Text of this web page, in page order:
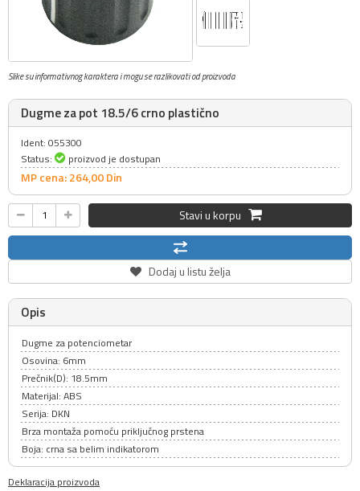
Slike su informativnog karaktera i mogu se razlikovati od proizvoda
Dugme za pot 18.5/6 crno plastično
Ident: 055300
Status:
proizvod je dostupan
MP cena: 264,00Din
Stavi u korpu
Dodaj u listu želja
Opis
Dugme za potenciometar
Osovina: 6mm
Prečnik(D): 18.5mm
Materijal: ABS
Serija: DKN
Brza montaža pomoću priključnog prstena
Boja: crna sa belim indikatorom
Deklaracija proizvoda